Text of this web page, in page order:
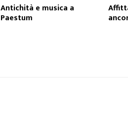
Antichità e musica a
Paestum